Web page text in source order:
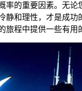
率的重要因素。无论
静和理性，才是成功
旅程中提供一些有用